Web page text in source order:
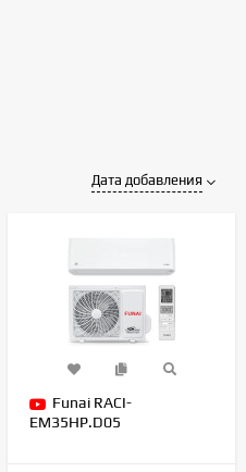
Дата добавления
Funai RACI-
EM35HP.D05